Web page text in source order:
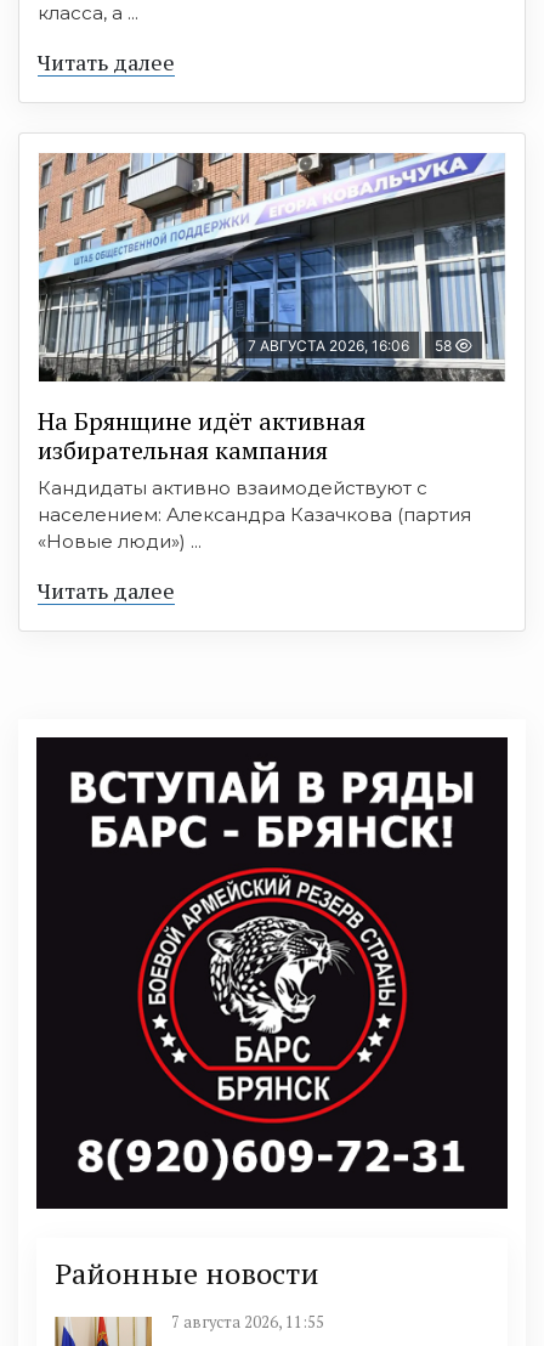
класса, а ...
Читать далее
7 АВГУСТА 2026, 16:06 58
На Брянщине идёт активная
избирательная кампания
Кандидаты активно взаимодействуют с
населением: Александра Казачкова (партия
«Новые люди») ...
Читать далее
Районные новости
7 августа 2026, 11:55